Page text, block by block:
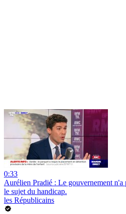
0:33
Aurélien Pradié : Le gouvernement n'a
le sujet du handicap.
les Républicains